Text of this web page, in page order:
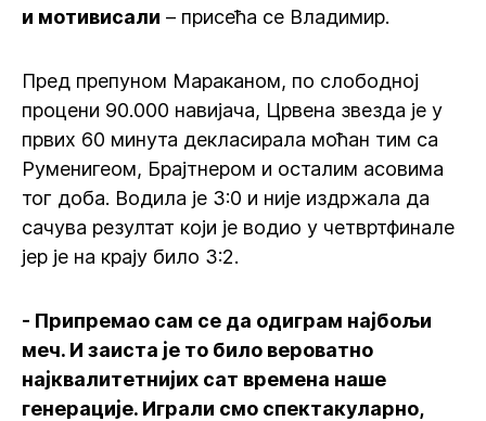
и мотивисали – присећа се Владимир.
Пред препуном Мараканом, по слободној
процени 90.000 навијача, Црвена звезда је у
првих 60 минута декласирала моћан тим са
Руменигеом, Брајтнером и осталим асовима
тог доба. Водила је 3:0 и није издржала да
сачува резултат који је водио у четвртфинале
јер је на крају било 3:2.
- Припремао сам се да одиграм најбољи
меч. И заиста је то било вероватно
најквалитетнијих сат времена наше
генерације. Играли смо спектакуларно,